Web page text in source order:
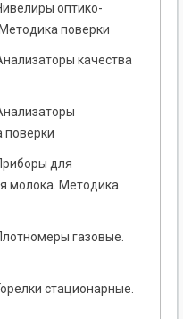
оптико-
поверки
качества
поверки
для
молока. Методика
газовые.
стационарные.